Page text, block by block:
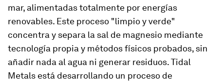
mar, alimentadas totalmente por energías
renovables. Este proceso "limpio y verde"
concentra y separa la sal de magnesio mediante
tecnología propia y métodos físicos probados, sin
añadir nada al agua ni generar residuos. Tidal
Metals está desarrollando un proceso de